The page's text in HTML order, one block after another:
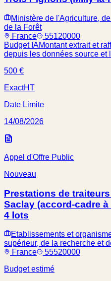
Ministère de l'Agriculture,
de la Forêt
France
55120000
Budget IAMontant extrait et
depuis les données source et
500 €
ExactHT
Date Limite
14/08/2026
Appel d'Offre Public
Nouveau
Prestations de traiteurs
Saclay (accord-cadre
4 lots
Etablissements et
supérieur, de la recherche et
France
55520000
Budget estimé